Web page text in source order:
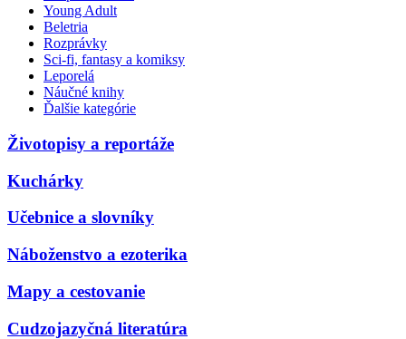
Young Adult
Beletria
Rozprávky
Sci-fi, fantasy a komiksy
Leporelá
Náučné knihy
Ďalšie kategórie
Životopisy a reportáže
Kuchárky
Učebnice a slovníky
Náboženstvo a ezoterika
Mapy a cestovanie
Cudzojazyčná literatúra